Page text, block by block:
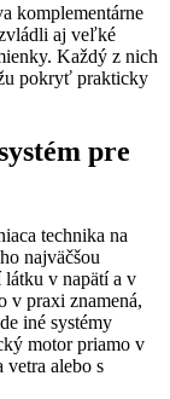
komplementárne
aj veľké
Každý z nich
pokryť prakticky
pre
technika na
najväčšou
v napätí a v
v praxi znamená,
iné systémy
motor priamo v
vetra alebo s